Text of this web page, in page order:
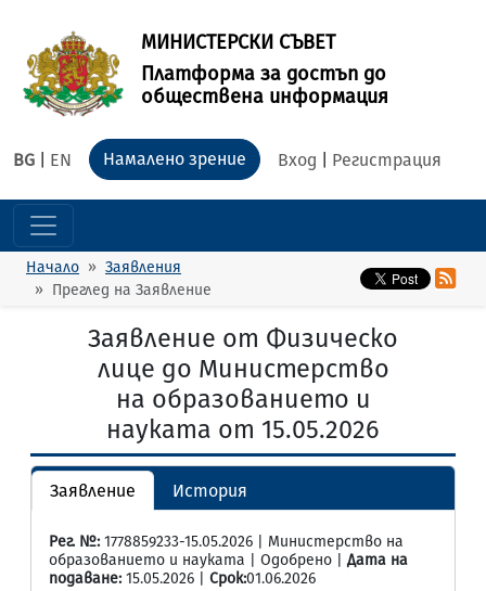
МИНИСТЕРСКИ СЪВЕТ
Платформа за достъп до
обществена информация
BG EN Вход Регистрация
Намалено зрение
Начало
Заявления
Преглед на Заявление
Заявление от Физическо
лице до Министерство
на образованието и
науката от 15.05.2026
Заявление История
Рег. №: 1778859233-15.05.2026 | Министерство на
образованието и науката | Одобрено | Дата на
подаване: 15.05.2026 | Срок:01.06.2026